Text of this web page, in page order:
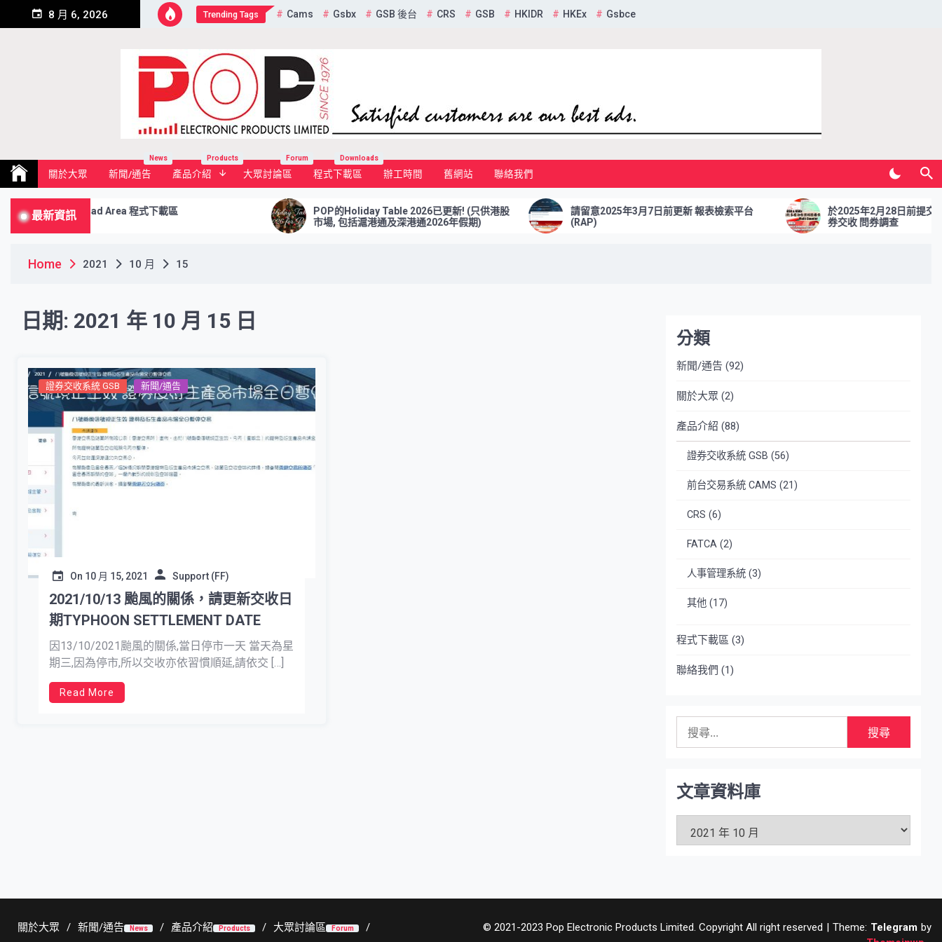
8 月 6, 2026 Trending Tags Cams Gsbx GSB 後台 CRS GSB HKIDR HKEx Gsbce
Pop Electronic Products Limited
關於大眾 新聞/通告
News
產品介紹
Products
大眾討論區
Forum
程式下載區
Downloads
辦工時間 舊網站 聯絡我們
最新資訊
Download Area 程式下載區
POP的Holiday Table 2026已更新! (只供港股
市場, 包括滬港通及深港通2026年假期)
請留意2025年3月7日前更新 報表檢索平台
(RAP)
於2025年2月28日前提交優化多
券交收 問券調查
Home 2021 10 月 15
日期: 2021 年 10 月 15 日
證券交收系統 GSB 新聞/通告
On 10 月 15, 2021 Support (FF)
2021/10/13 颱風的關係，請更新交收日
期TYPHOON SETTLEMENT DATE
因13/10/2021颱風的關係,當日停市一天 當天為星
期三,因為停市,所以交收亦依習慣順延,請依交 […]
Read More
分類
新聞/通告 (92)
關於大眾 (2)
產品介紹 (88)
證券交收系統 GSB (56)
前台交易系統 CAMS (21)
CRS (6)
FATCA(2)
人事管理系統(3)
其他(17)
程式下載區 (3)
聯絡我們 (1)
字:
文章資料庫
資
關於大眾 新聞/通告 News 產品介紹 Products 大眾討論區 Forum © 2021-2023 Pop Electronic Products Limited. Copyright All right reserved | Theme: Telegram by